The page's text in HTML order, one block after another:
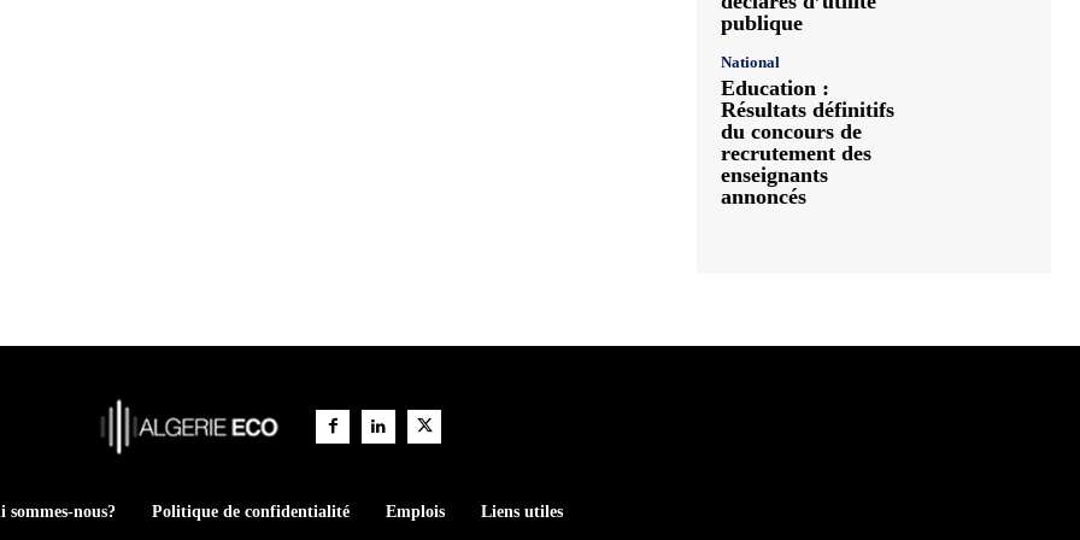
publique
National
Education :
Résultats définitifs
du concours de
recrutement des
enseignants
annoncés
sommes-nous? Politique de confidentialité Emplois Liens utiles